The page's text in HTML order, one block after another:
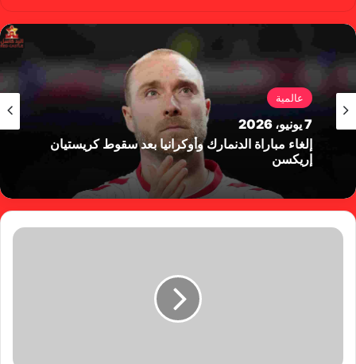
وك
عالمية
7 يونيو، 2026
إلغاء مباراة الدنمارك وأوكرانيا بعد سقوط كريستيان
إريكسن